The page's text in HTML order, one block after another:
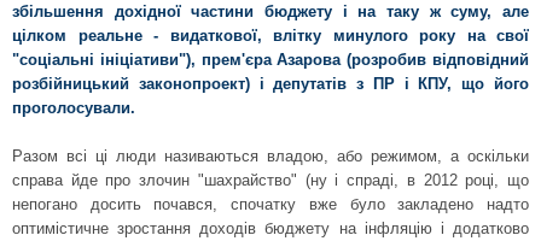
збільшення дохідної частини бюджету і на таку ж суму, але
цілком реальне - видаткової, влітку минулого року на свої
"соціальні ініціативи"), прем'єра Азарова (розробив відповідний
розбійницький законопроект) і депутатів з ПР і КПУ, що його
проголосували.
Разом всі ці люди називаються владою, або режимом, а оскільки
справа йде про злочин "шахрайство" (ну і спраді, в 2012 році, що
непогано досить почався, спочатку вже було закладено надто
оптимістичне зростання доходів бюджету на інфляцію і додатково